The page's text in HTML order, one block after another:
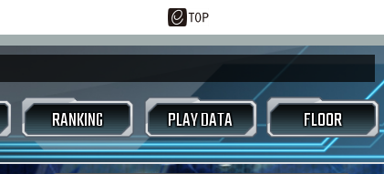
RANKING PLAY DATA FLOOR